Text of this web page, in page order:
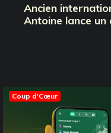
Ancien
Antoine lance un
Coup d'Cœur